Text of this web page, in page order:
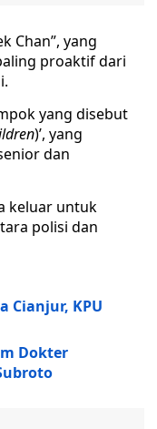
Chan”, yang
proaktif dari
yang disebut
)’, yang
dan
keluar untuk
polisi dan
Cianjur, KPU
Dokter